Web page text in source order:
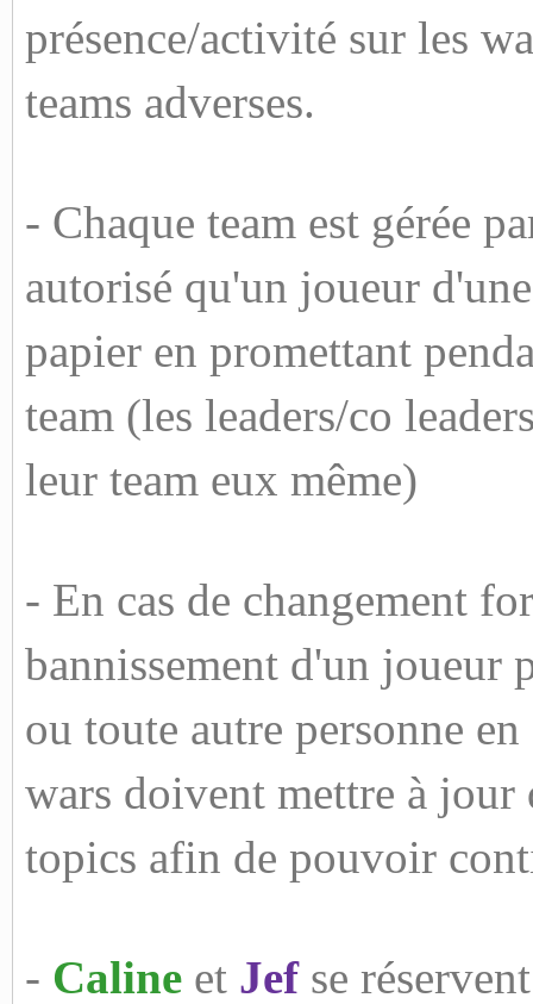
présence/activité sur les
teams adverses.
- Chaque team est gérée
autorisé qu'un joueur
papier en promettant
team (les leaders/co
leur team eux même)
- En cas de changement
bannissement d'un joueur
ou toute autre personne
wars doivent mettre à jour
topics afin de pouvoir
- Caline et Jefse